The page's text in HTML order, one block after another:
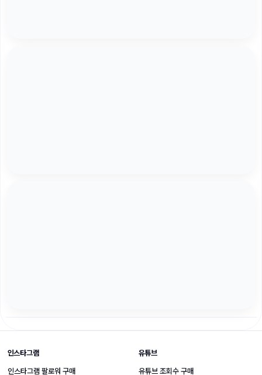
SNS 성장 상품 바로가기
인스타그램
인스타그램 팔로워 구매
유튜브
유튜브 조회수 구매